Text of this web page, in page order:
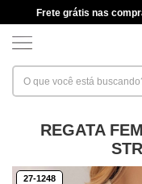
Frete grátis nas
REGATA
27-1248